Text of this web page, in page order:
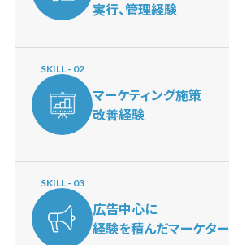
実行、管理経験
SKILL - 02
マーケティング施策
改善経験
SKILL - 03
広告中心に
経験を積んだマーケター